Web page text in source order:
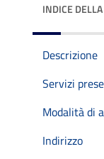
INDICE
Descrizione
Servizi
Modalità di
Indirizzo